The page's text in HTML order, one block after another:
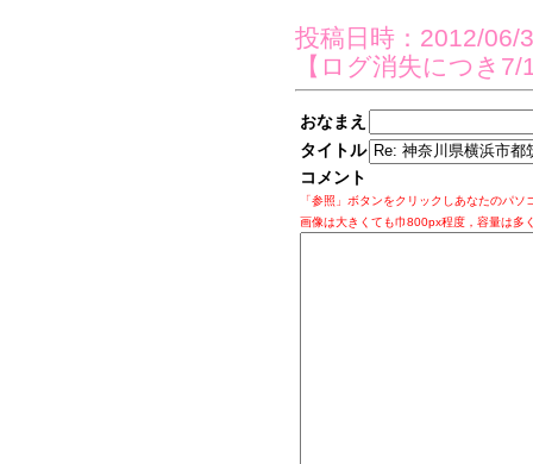
投稿日時：2012/06/
【ログ消失につき
おなまえ
タイトル
コメント
「参照」ボタンをクリックしあなたのパ
画像は大きくても巾800px程度，容量は多